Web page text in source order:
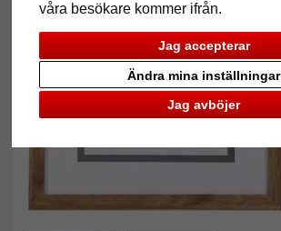
våra besökare kommer ifrån.
Jag accepterar
Jag avböjer
Ändra mina inställningar